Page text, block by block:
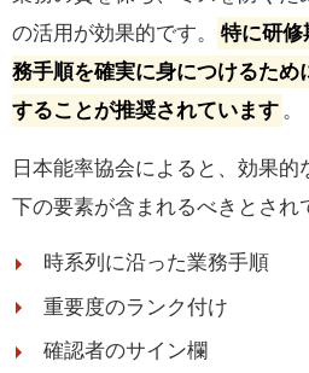
の活用が効果的です。
特に研修
務手順を確実に身につけるため
することが推奨されています 。
日本能率協会によると、効果
下の要素が含まれるべきとされ
時系列に沿った業務手順
重要度のランク付け
確認者のサイン欄